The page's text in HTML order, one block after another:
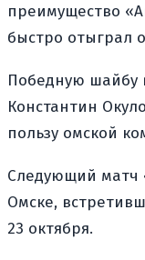
преимущество
быстро отыграл
Победную шайбу
Константин
пользу омской
Следующий матч
Омске,
23 октября.